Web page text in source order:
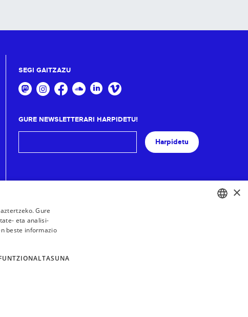
SEGI GAITZAZU
GURE NEWSLETTERARI HARPIDETU!
Harpidetu
×
Gure
eta analisi-
beste informazio